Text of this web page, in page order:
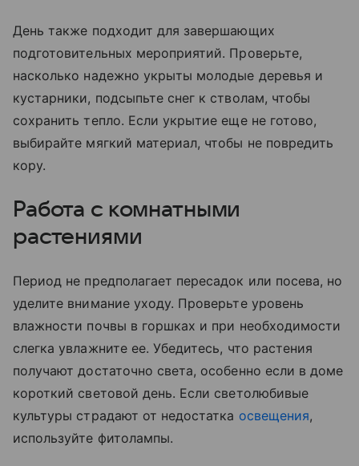
День также подходит для завершающих
подготовительных мероприятий. Проверьте,
насколько надежно укрыты молодые деревья и
кустарники, подсыпьте снег к стволам, чтобы
сохранить тепло. Если укрытие еще не готово,
выбирайте мягкий материал, чтобы не повредить
кору.
Работа с комнатными
растениями
Период не предполагает пересадок или посева, но
уделите внимание уходу. Проверьте уровень
влажности почвы в горшках и при необходимости
слегка увлажните ее. Убедитесь, что растения
получают достаточно света, особенно если в доме
короткий световой день. Если светолюбивые
культуры страдают от недостатка освещения,
используйте фитолампы.